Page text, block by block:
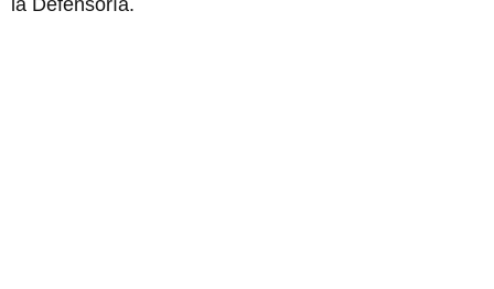
la Defensoría.